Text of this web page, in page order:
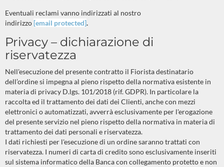
Eventuali reclami vanno indirizzati al nostro
indirizzo[email protected].
Privacy – dichiarazione di
riservatezza
Nell'esecuzione del presente contratto il Fiorista destinatario
dell’ordine si impegna al pieno rispetto della normativa esistente in
materia di privacy D.lgs. 101/2018 (rif. GDPR). In particolare la
raccolta ed il trattamento dei dati dei Clienti, anche con mezzi
elettronici o automatizzati, avverrà esclusivamente per l'erogazione
del presente servizio nel pieno rispetto della normativa in materia di
trattamento dei dati personali e riservatezza.
I dati richiesti per l'esecuzione di un ordine saranno trattati con
riservatezza. I numeri di carta di credito sono esclusivamente inseriti
sul sistema informatico della Banca con collegamento protetto e non